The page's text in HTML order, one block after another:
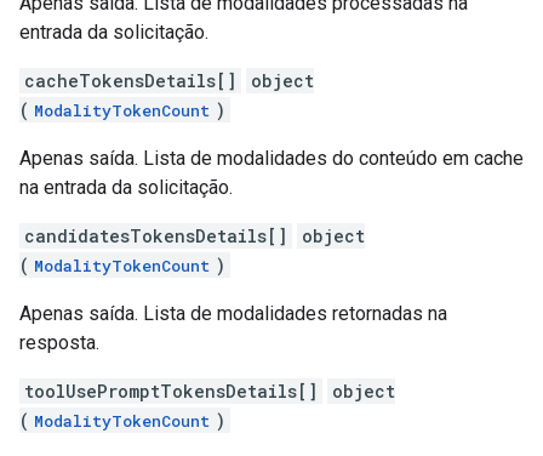
entrada da solicitação.
cacheTokensDetails[]
object
( ModalityTokenCount )
Apenas saída. Lista de modalidades do conteúdo em cache
na entrada da solicitação.
candidatesTokensDetails[]
object
( ModalityTokenCount )
Apenas saída. Lista de modalidades retornadas na
resposta.
toolUsePromptTokensDetails[]
object
( ModalityTokenCount )